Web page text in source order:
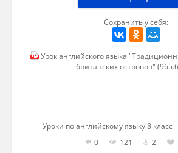
Сохранить у себя:
Урок английского языка
британских островов"
Уроки по английскому языку 8 класс
0
121 2